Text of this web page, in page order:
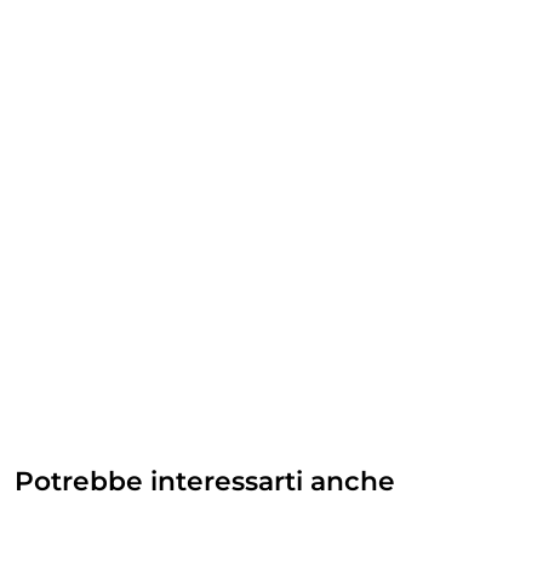
Potrebbe interessarti anche